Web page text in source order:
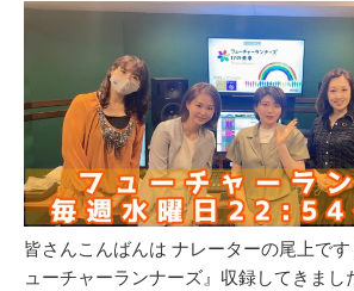
皆さんこんばんは ナレーターの尾上で
ューチャーランナーズ』収録してきま